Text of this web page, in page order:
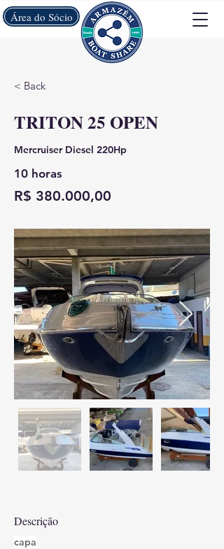
Área do Sócio
< Back
TRITON 25 OPEN
Mercruiser Diesel 220Hp
10 horas
R$ 380.000,00
Descrição
capa